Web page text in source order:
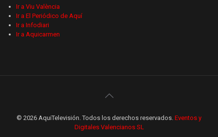
Ir a Viu València
Ir a El Periódico de Aquí
Ir a Infodiari
Ir a Aquicarmen
© 2026 AquiTelevisión. Todos los derechos reservados. Eventos y
Digitales Valencianos SL